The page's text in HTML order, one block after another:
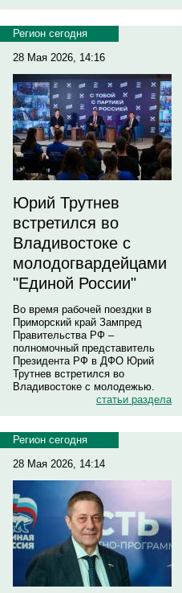
Регион сегодня
28 Мая 2026, 14:16
Юрий Трутнев
встретился во
Владивостоке с
молодогвардейцами
"Единой России"
Во время рабочей поездки в
Приморский край Зампред
Правительства РФ –
полномочный представитель
Президента РФ в ДФО Юрий
Трутнев встретился во
Владивостоке с молодежью.
статьи раздела
Регион сегодня
28 Мая 2026, 14:14